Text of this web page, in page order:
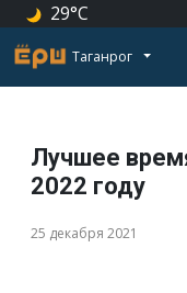
29°C
Таганрог
Лучшее
2022 году
25 декабря 2021